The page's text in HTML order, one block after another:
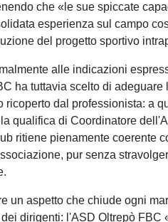
che «le sue spiccate
esperienza sul campo
del progetto sportivo
alle indicazioni
ha tuttavia scelto di adeguare
ricoperto dal professionista: a
qualifica di Coordinatore
ritiene pienamente coerente
pur senza
un aspetto che chiude ogni
dirigenti: l'ASD Oltrepò FBC